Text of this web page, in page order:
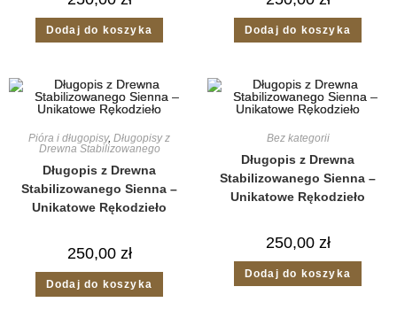
Dodaj do koszyka Dodaj do koszyka
Pióra i długopisy, Długopisy z
Drewna Stabilizowanego
Długopis z Drewna
Stabilizowanego Sienna –
Unikatowe Rękodzieło
250,00 zł
Dodaj do koszyka
Bez kategorii
Długopis z Drewna
Stabilizowanego Sienna –
Unikatowe Rękodzieło
250,00 zł
Dodaj do koszyka